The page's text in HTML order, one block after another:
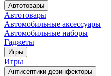
Автотовары
Автотовары
Автомобильные аксессуары
Автомобильные наборы
Гаджеты
Игры
Игры
Антисептики дезинфекторы